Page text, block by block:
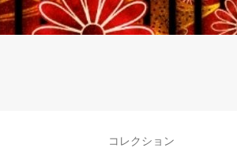
コレクション